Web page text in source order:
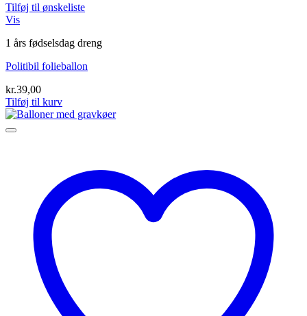
Tilføj til ønskeliste
Vis
1 års fødselsdag dreng
Politibil folieballon
kr.39,00
Tilføj til kurv